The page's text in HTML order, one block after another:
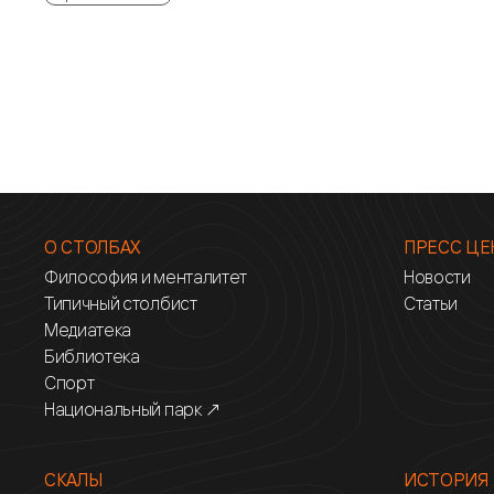
О СТОЛБАХ
Философия и менталитет
Типичный столбист
Медиатека
Библиотека
Спорт
Национальный парк ↗
ПРЕСС
Новости
Статьи
СКАЛЫ ИСТОРИЯ